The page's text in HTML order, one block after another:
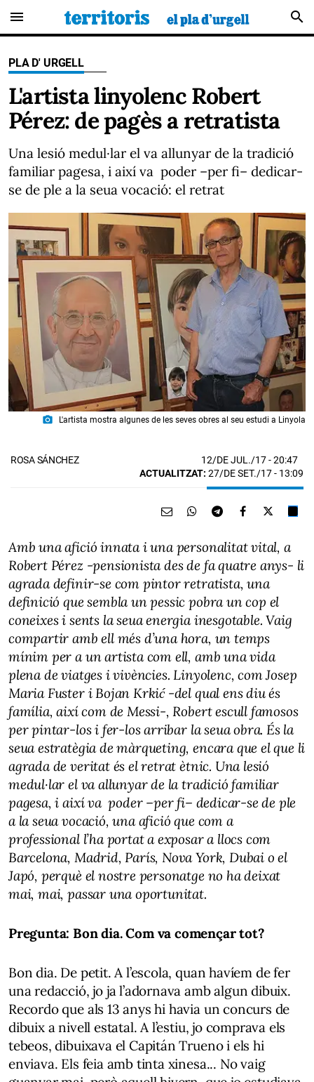
menu search
PLA D' URGELL
L'artista linyolenc Robert
Pérez: de pagès a retratista
Una lesió medul·lar el va allunyar de la tradició
familiar pagesa, i així va poder –per fi– dedicar-
se de ple a la seua vocació: el retrat
photo_camera L'artista mostra algunes de les seves obres al seu estudi a Linyola
ROSA SÁNCHEZ 12/DE JUL./17- 20:47
ACTUALITZAT: 27/DE SET./17 - 13:09
Amb una afició innata i una personalitat vital, a
Robert Pérez -pensionista des de fa quatre anys- li
agrada definir-se com pintor retratista, una
definició que sembla un pessic pobra un cop el
coneixes i sents la seua energia inesgotable. Vaig
compartir amb ell més d’una hora, un temps
mínim per a un artista com ell, amb una vida
plena de viatges i vivències. Linyolenc, com Josep
Maria Fuster i Bojan Krkić -del qual ens diu és
família, així com de Messi-, Robert escull famosos
per pintar-los i fer-los arribar la seua obra. És la
seua estratègia de màrqueting, encara que el que li
agrada de veritat és el retrat ètnic. Una lesió
medul·lar el va allunyar de la tradició familiar
pagesa, i així va poder –per fi– dedicar-se de ple
a la seua vocació, una afició que com a
professional l’ha portat a exposar a llocs com
Barcelona, Madrid, París, Nova York, Dubai o el
Japó, perquè el nostre personatge no ha deixat
mai, mai, passar una oportunitat.
Pregunta: Bon dia. Com va començar tot?
Bon dia. De petit. A l’escola, quan havíem de fer
una redacció, jo ja l’adornava amb algun dibuix.
Recordo que als 13 anys hi havia un concurs de
dibuix a nivell estatal. A l’estiu, jo comprava els
tebeos, dibuixava el Capitán Trueno i els hi
enviava. Els feia amb tinta xinesa... No vaig